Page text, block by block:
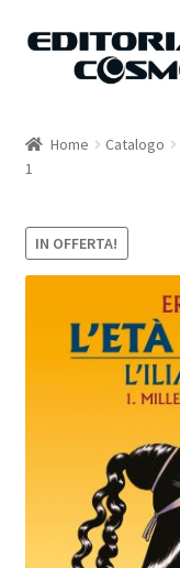
Vai
Vai
Catalogo
Carrello
Home Catalogo
1
IN OFFERTA!